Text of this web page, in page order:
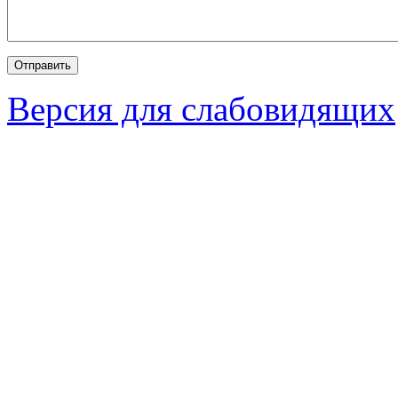
Версия для слабовидящих